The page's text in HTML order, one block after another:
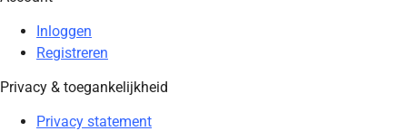
Inloggen
Registreren
Privacy & toegankelijkheid
Privacy statement